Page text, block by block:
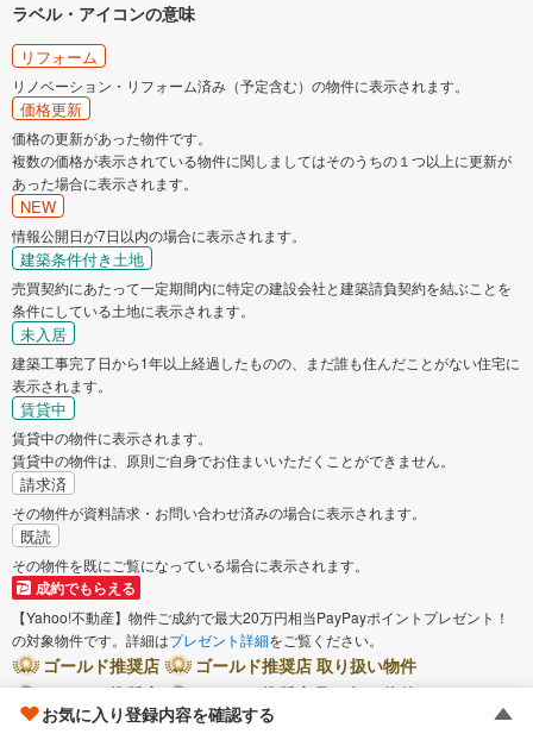
ラベル・アイコンの意味
リフォーム
リノベーション・リフォーム済み（予定含む）の物件に表示されます。
価格更新
価格の更新があった物件です。
複数の価格が表示されている物件に関しましてはそのうちの１つ以上に更新が
あった場合に表示されます。
NEW
情報公開日が7日以内の場合に表示されます。
建築条件付き土地
売買契約にあたって一定期間内に特定の建設会社と建築請負契約を結ぶことを
条件にしている土地に表示されます。
未入居
建築工事完了日から1年以上経過したものの、まだ誰も住んだことがない住宅に
表示されます。
賃貸中
賃貸中の物件に表示されます。
賃貸中の物件は、原則ご自身でお住まいいただくことができません。
請求済
その物件が資料請求・お問い合わせ済みの場合に表示されます。
既読
その物件を既にご覧になっている場合に表示されます。
成約でもらえる
【Yahoo!不動産】物件ご成約で最大20万円相当PayPayポイントプレゼント！
の対象物件です。詳細はプレゼント詳細をご覧ください。
ゴールド推奨店
ゴールド推奨店 取り扱い物件
シルバー推奨店
シルバー推奨店 取り扱い物件
ブロンズ推奨店
ブロンズ推奨店 取り扱い物件
お気に入り登録内容を確認する